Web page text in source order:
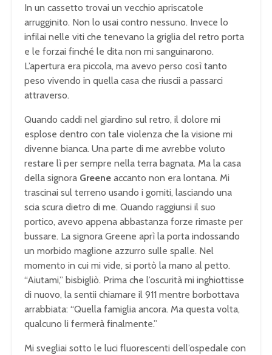
In un cassetto trovai un vecchio apriscatole
arrugginito. Non lo usai contro nessuno. Invece lo
infilai nelle viti che tenevano la griglia del retro porta
e le forzai finché le dita non mi sanguinarono.
L’apertura era piccola, ma avevo perso così tanto
peso vivendo in quella casa che riuscii a passarci
attraverso.
Quando caddi nel giardino sul retro, il dolore mi
esplose dentro con tale violenza che la visione mi
divenne bianca. Una parte di me avrebbe voluto
restare lì per sempre nella terra bagnata. Ma la casa
della signora Greene accanto non era lontana. Mi
trascinai sul terreno usando i gomiti, lasciando una
scia scura dietro di me. Quando raggiunsi il suo
portico, avevo appena abbastanza forze rimaste per
bussare. La signora Greene aprì la porta indossando
un morbido maglione azzurro sulle spalle. Nel
momento in cui mi vide, si portò la mano al petto.
“Aiutami,” bisbigliò. Prima che l’oscurità mi inghiottisse
di nuovo, la sentii chiamare il 911 mentre borbottava
arrabbiata: “Quella famiglia ancora. Ma questa volta,
qualcuno li fermerà finalmente.”
Mi svegliai sotto le luci fluorescenti dell’ospedale con